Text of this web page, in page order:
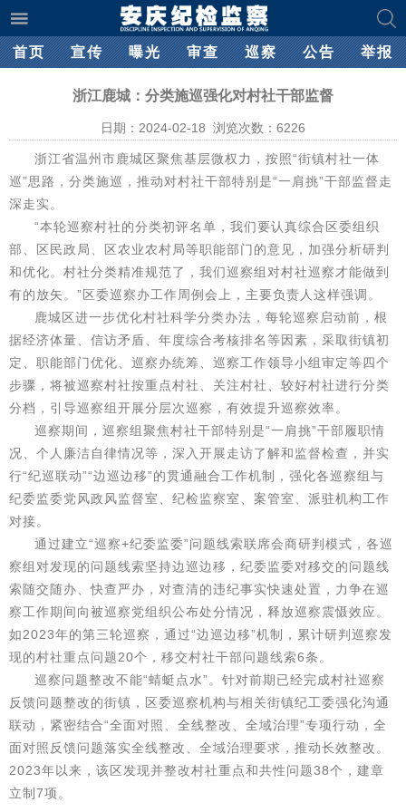
首页 宣传 曝光 审查 巡察 公告 举报
浙江鹿城：分类施巡强化对村社干部监督
日期：2024-02-18 浏览次数： 6226
浙江省温州市鹿城区聚焦基层微权力，按照“街镇村社一体
巡”思路，分类施巡，推动对村社干部特别是“一肩挑”干部监督走
深走实。
“本轮巡察村社的分类初评名单，我们要认真综合区委组织
部、区民政局、区农业农村局等职能部门的意见，加强分析研判
和优化。村社分类精准规范了，我们巡察组对村社巡察才能做到
有的放矢。”区委巡察办工作周例会上，主要负责人这样强调。
鹿城区进一步优化村社科学分类办法，每轮巡察启动前，根
据经济体量、信访矛盾、年度综合考核排名等因素，采取街镇初
定、职能部门优化、巡察办统筹、巡察工作领导小组审定等四个
步骤，将被巡察村社按重点村社、关注村社、较好村社进行分类
分档，引导巡察组开展分层次巡察，有效提升巡察效率。
巡察期间，巡察组聚焦村社干部特别是“一肩挑”干部履职情
况、个人廉洁自律情况等，深入开展走访了解和监督检查，并实
行“纪巡联动”“边巡边移”的贯通融合工作机制，强化各巡察组与
纪委监委党风政风监督室、纪检监察室、案管室、派驻机构工作
对接。
通过建立“巡察+纪委监委”问题线索联席会商研判模式，各巡
察组对发现的问题线索坚持边巡边移，纪委监委对移交的问题线
索随交随办、快查严办，对查清的违纪事实快速处置，力争在巡
察工作期间向被巡察党组织公布处分情况，释放巡察震慑效应。
如2023年的第三轮巡察，通过“边巡边移”机制，累计研判巡察发
现的村社重点问题20个，移交村社干部问题线索6条。
巡察问题整改不能“蜻蜓点水”。针对前期已经完成村社巡察
反馈问题整改的街镇，区委巡察机构与相关街镇纪工委强化沟通
联动，紧密结合“全面对照、全线整改、全域治理”专项行动，全
面对照反馈问题落实全线整改、全域治理要求，推动长效整改。
2023年以来，该区发现并整改村社重点和共性问题38个，建章
立制7项。